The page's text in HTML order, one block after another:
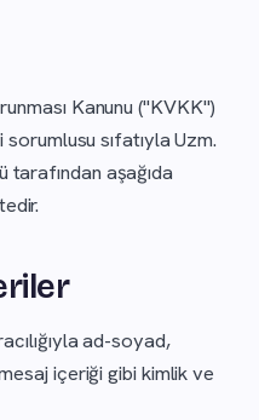
Kanunu ("KVKK")
sıfatıyla Uzm.
tarafından aşağıda
ad-soyad,
içeriği gibi kimlik ve